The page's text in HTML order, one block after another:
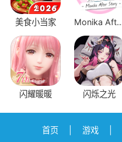
美食小当家
Monika
Story
闪耀暖暖 闪烁之光
首页 游戏